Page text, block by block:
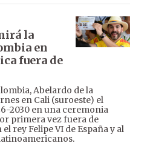
la
en
fuera de
Abelardo de la
en Cali (suroeste) el
2030 en una ceremonia
primera vez fuera de
rey Felipe VI de España y al